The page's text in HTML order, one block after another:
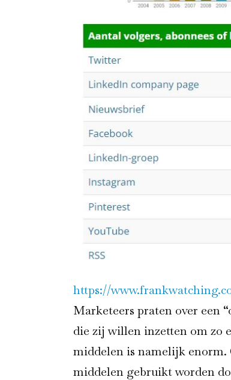
https://
Marketeers praten over een
die zij willen inzetten om zo
middelen is namelijk enorm.
middelen gebruikt worden